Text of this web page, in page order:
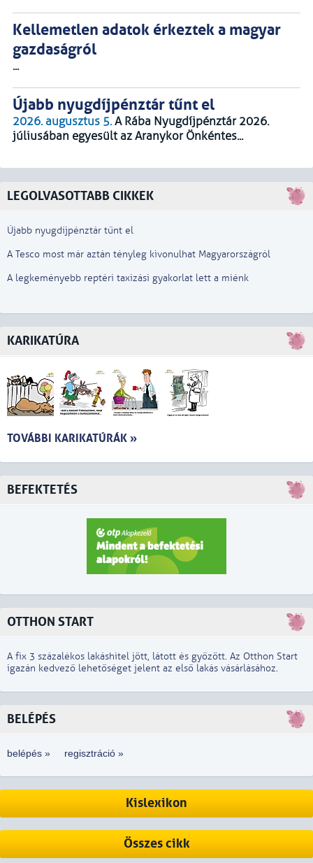
Kellemetlen adatok érkeztek a magyar
gazdaságról
...
Újabb nyugdíjpénztár tűnt el
2026. augusztus 5.A Rába Nyugdíjpénztár 2026.
júliusában egyesült az Aranykor Önkéntes...
LEGOLVASOTTABB CIKKEK
Újabb nyugdíjpénztár tűnt el
A Tesco most már aztán tényleg kivonulhat Magyarországról
A legkeményebb reptéri taxizási gyakorlat lett a miénk
KARIKATÚRA
TOVÁBBI KARIKATÚRÁK »
BEFEKTETÉS
OTTHON START
A fix 3 százalékos lakáshitel jött, látott és győzött. Az Otthon Start
igazán kedvező lehetőséget jelent az első lakás vásárlásához.
BELÉPÉS
belépés » regisztráció »
Kislexikon
Összes cikk